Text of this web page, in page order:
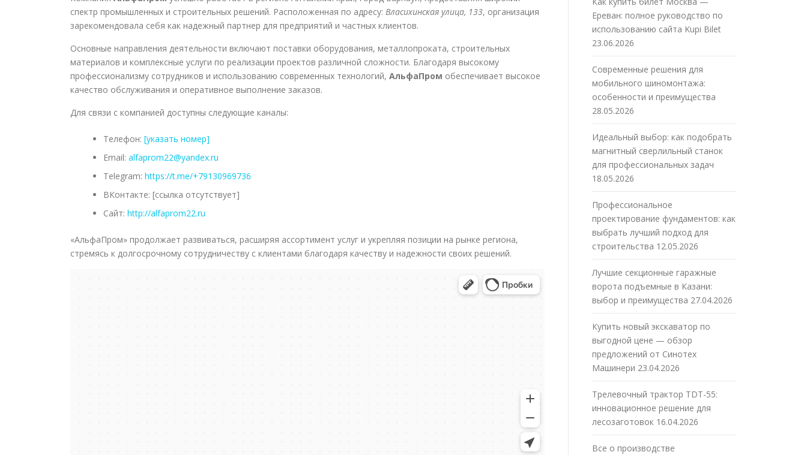
спектр промышленных и строительных решений. Расположенная по адресу: Власихинская улица, 133, организация
зарекомендовала себя как надежный партнер для предприятий и частных клиентов.
Основные направления деятельности включают поставки оборудования, металлопроката, строительных
материалов и комплексные услуги по реализации проектов различной сложности. Благодаря высокому
профессионализму сотрудников и использованию современных технологий, АльфаПром обеспечивает высокое
качество обслуживания и оперативное выполнение заказов.
Для связи с компанией доступны следующие каналы:
Телефон: [указать номер]
Email: alfaprom22@yandex.ru
Telegram: https://t.me/+79130969736
ВКонтакте: [ссылка отсутствует]
Сайт: http://alfaprom22.ru
«АльфаПром» продолжает развиваться, расширяя ассортимент услуг и укрепляя позиции на рынке региона,
стремясь к долгосрочному сотрудничеству с клиентами благодаря качеству и надежности своих решений.
Ереван: полное руководство по
использованию сайта Kupi Bilet
23.06.2026
Современные решения для
мобильного шиномонтажа:
особенности и преимущества
28.05.2026
Идеальный выбор: как подобрать
магнитный сверлильный станок
для профессиональных задач
18.05.2026
Профессиональное
проектирование фундаментов: как
выбрать лучший подход для
строительства 12.05.2026
Лучшие секционные гаражные
ворота подъемные в Казани:
выбор и преимущества 27.04.2026
Купить новый экскаватор по
выгодной цене — обзор
предложений от Синотех
Машинери 23.04.2026
Трелевочный трактор TDT-55:
инновационное решение для
лесозаготовок 16.04.2026
Все о производстве